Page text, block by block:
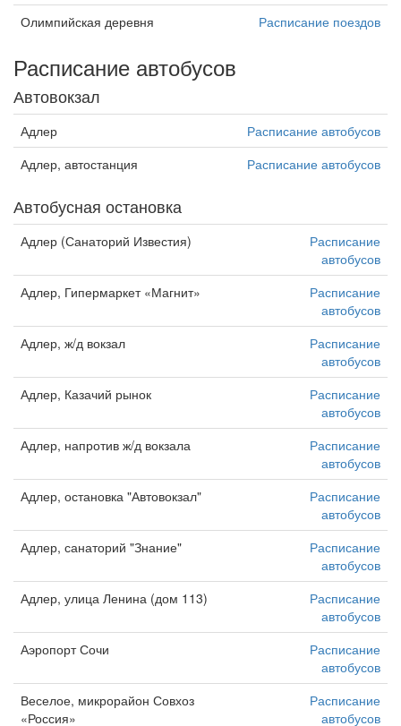
Олимпийская деревня Расписание поездов
Расписание автобусов
Автовокзал
Адлер
Расписание автобусов
Адлер, автостанция
Расписание автобусов
Автобусная остановка
Адлер (Санаторий Известия)
Расписание
автобусов
Адлер, Гипермаркет «Магнит»
Расписание
автобусов
Адлер, ж/д вокзал
Расписание
автобусов
Адлер, Казачий рынок
Расписание
автобусов
Адлер, напротив ж/д вокзала
Расписание
автобусов
Адлер, остановка "Автовокзал"
Расписание
автобусов
Адлер, санаторий "Знание"
Расписание
автобусов
Адлер, улица Ленина (дом 113)
Расписание
автобусов
Аэропорт Сочи
Расписание
автобусов
Веселое, микрорайон Совхоз
«Россия»
Расписание
автобусов